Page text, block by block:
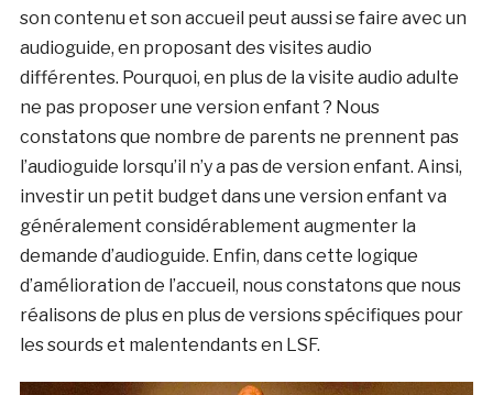
son contenu et son accueil peut aussi se faire avec un
audioguide, en proposant des visites audio
différentes. Pourquoi, en plus de la visite audio adulte
ne pas proposer une version enfant ? Nous
constatons que nombre de parents ne prennent pas
l’audioguide lorsqu’il n’y a pas de version enfant. Ainsi,
investir un petit budget dans une version enfant va
généralement considérablement augmenter la
demande d’audioguide. Enfin, dans cette logique
d’amélioration de l’accueil, nous constatons que nous
réalisons de plus en plus de versions spécifiques pour
les sourds et malentendants en LSF.